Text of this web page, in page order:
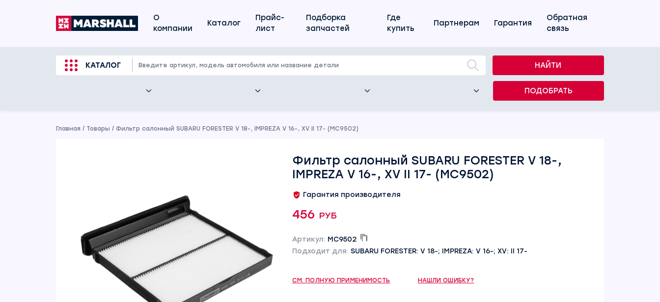
О
компании
Каталог
Прайс-
лист
Подборка
запчастей
Где
купить
Партнерам Гарантия
Обратная
связь
КАТАЛОГ НАЙТИ
ПОДОБРАТЬ
Главная / Товары / Фильтр салонный SUBARU FORESTER V 18-, IMPREZA V 16-, XV II 17- (MC9502)
Фильтр салонный SUBARU FORESTER V 18-,
IMPREZA V 16-, XV II 17- (MC9502)
Гарантия производителя
456 руб
Артикул: MC9502
Подходит для: SUBARU FORESTER: V 18-; IMPREZA: V 16-; XV: II 17-
СМ. ПОЛНУЮ ПРИМЕНИМОСТЬ НАШЛИ ОШИБКУ?